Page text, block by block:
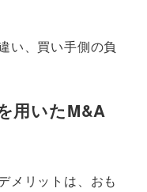
、 買い手側の負
用いたM&A
メリットは、おも